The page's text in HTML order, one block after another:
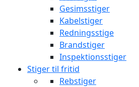
Gesimsstiger
Kabelstiger
Redningsstige
Brandstiger
Inspektionsstiger
Stiger til fritid
Rebstiger